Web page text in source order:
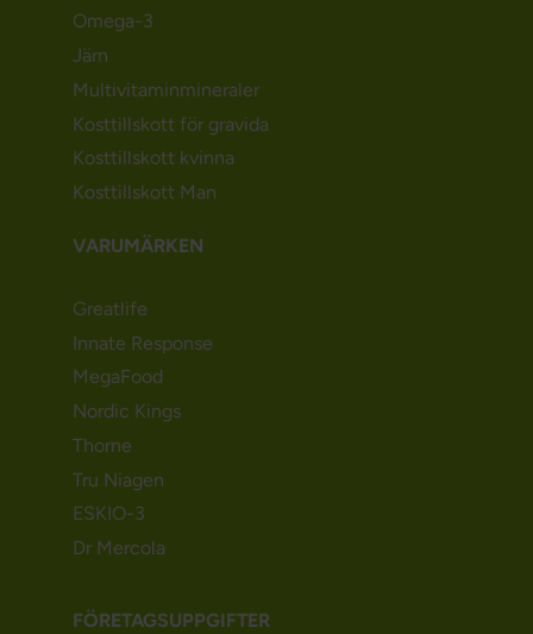
Omega-3
Järn
Multivitaminmineraler
Kosttillskott för gravida
Kosttillskott kvinna
Kosttillskott Man
VARUMÄRKEN
Greatlife
Innate Response
MegaFood
Nordic Kings
Thorne
Tru Niagen
ESKIO-3
Dr Mercola
FÖRETAGSUPPGIFTER